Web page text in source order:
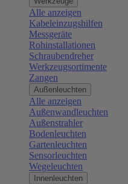
Alle anzeigen
Kabeleinzugshilfen
Messgeräte
Rohinstallationen
Schraubendreher
Werkzeugsortimente
Zangen
Außenleuchten
Alle anzeigen
Außenwandleuchten
Außenstrahler
Bodenleuchten
Gartenleuchten
Sensorleuchten
Wegeleuchten
Innenleuchten